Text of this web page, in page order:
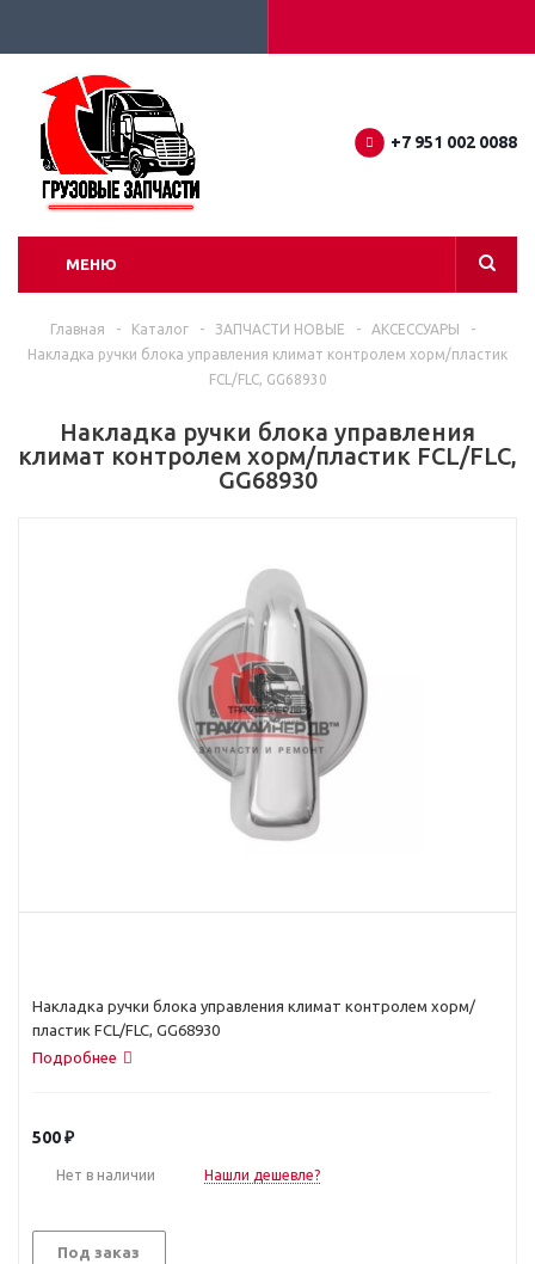
+7 951 002 0088
МЕНЮ
Главная - Каталог - ЗАПЧАСТИ НОВЫЕ - АКСЕССУАРЫ
-
Накладка ручки блока управления климат контролем хорм/пластик
FCL/FLC, GG68930
Накладка ручки блока управления
климат контролем хорм/пластик FCL/FLC,
GG68930
Накладка ручки блока управления климат контролем хорм/
пластик FCL/FLC, GG68930
Подробнее
500₽
Нет в наличии Нашли дешевле?
Под заказ